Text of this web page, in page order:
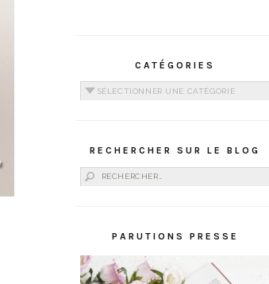
CATÉGORIES
Catégories
RECHERCHER SUR LE BLOG
Rechercher :
PARUTIONS PRESSE